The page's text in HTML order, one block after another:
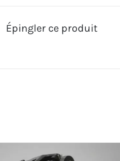
Épingler ce produit